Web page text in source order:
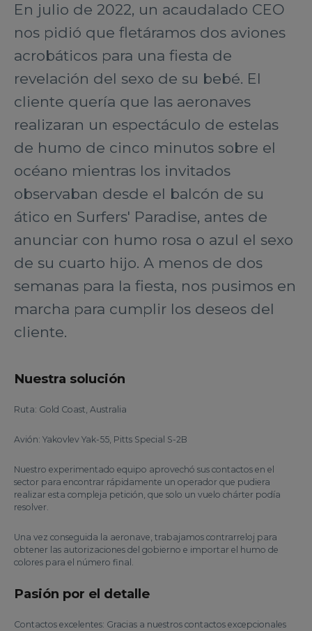
En julio de 2022, un acaudalado CEO
nos pidió que fletáramos dos aviones
acrobáticos para una fiesta de
revelación del sexo de su bebé. El
cliente quería que las aeronaves
realizaran un espectáculo de estelas
de humo de cinco minutos sobre el
océano mientras los invitados
observaban desde el balcón de su
ático en Surfers' Paradise, antes de
anunciar con humo rosa o azul el sexo
de su cuarto hijo. A menos de dos
semanas para la fiesta, nos pusimos en
marcha para cumplir los deseos del
cliente.
Nuestra solución
Ruta: Gold Coast, Australia
Avión: Yakovlev Yak-55, Pitts Special S-2B
Nuestro experimentado equipo aprovechó sus contactos en el
sector para encontrar rápidamente un operador que pudiera
realizar esta compleja petición, que solo un vuelo chárter podía
resolver.
Una vez conseguida la aeronave, trabajamos contrarreloj para
obtener las autorizaciones del gobierno e importar el humo de
colores para el número final.
Pasión por el detalle
Contactos excelentes: Gracias a nuestros contactos excepcionales